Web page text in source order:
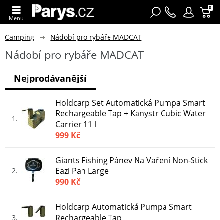
0
Menu
Camping Nádobí pro rybáře MADCAT
Nádobí pro rybáře MADCAT
1
Holdcarp Set Automatická Pumpa Smart
Rechargeable Tap + Kanystr Cubic Water
Carrier 11 l
999 Kč
2
Giants Fishing Pánev Na Vaření Non-Stick
Eazi Pan Large
990 Kč
3
Holdcarp Automatická Pumpa Smart
Rechargeable Tap
Nejprodávanější